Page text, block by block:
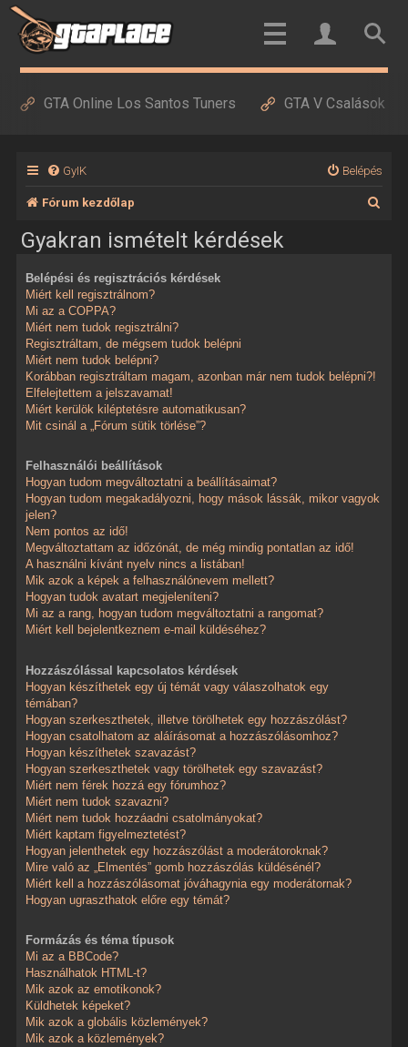
GTA Online Los Santos Tuners GTA V Csalások
GyIK Belépés
Fórum kezdőlap
Gyakran ismételt kérdések
Belépési és regisztrációs kérdések
Miért kell regisztrálnom?
Mi az a COPPA?
Miért nem tudok regisztrálni?
Regisztráltam, de mégsem tudok belépni
Miért nem tudok belépni?
Korábban regisztráltam magam, azonban már nem tudok belépni?!
Elfelejtettem a jelszavamat!
Miért kerülök kiléptetésre automatikusan?
Mit csinál a „Fórum sütik törlése”?
Felhasználói beállítások
Hogyan tudom megváltoztatni a beállításaimat?
Hogyan tudom megakadályozni, hogy mások lássák, mikor vagyok
jelen?
Nem pontos az idő!
Megváltoztattam az időzónát, de még mindig pontatlan az idő!
A használni kívánt nyelv nincs a listában!
Mik azok a képek a felhasználónevem mellett?
Hogyan tudok avatart megjeleníteni?
Mi az a rang, hogyan tudom megváltoztatni a rangomat?
Miért kell bejelentkeznem e-mail küldéséhez?
Hozzászólással kapcsolatos kérdések
Hogyan készíthetek egy új témát vagy válaszolhatok egy
témában?
Hogyan szerkeszthetek, illetve törölhetek egy hozzászólást?
Hogyan csatolhatom az aláírásomat a hozzászólásomhoz?
Hogyan készíthetek szavazást?
Hogyan szerkeszthetek vagy törölhetek egy szavazást?
Miért nem férek hozzá egy fórumhoz?
Miért nem tudok szavazni?
Miért nem tudok hozzáadni csatolmányokat?
Miért kaptam figyelmeztetést?
Hogyan jelenthetek egy hozzászólást a moderátoroknak?
Mire való az „Elmentés” gomb hozzászólás küldésénél?
Miért kell a hozzászólásomat jóváhagynia egy moderátornak?
Hogyan ugraszthatok előre egy témát?
Formázás és téma típusok
Mi az a BBCode?
Használhatok HTML-t?
Mik azok az emotikonok?
Küldhetek képeket?
Mik azok a globális közlemények?
Mik azok a közlemények?